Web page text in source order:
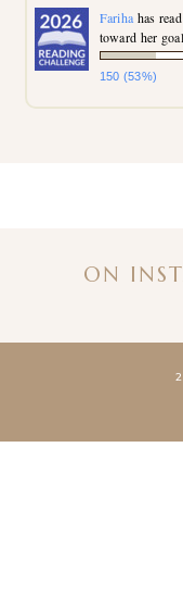
Fariha has
toward her
150 (53%)
ON